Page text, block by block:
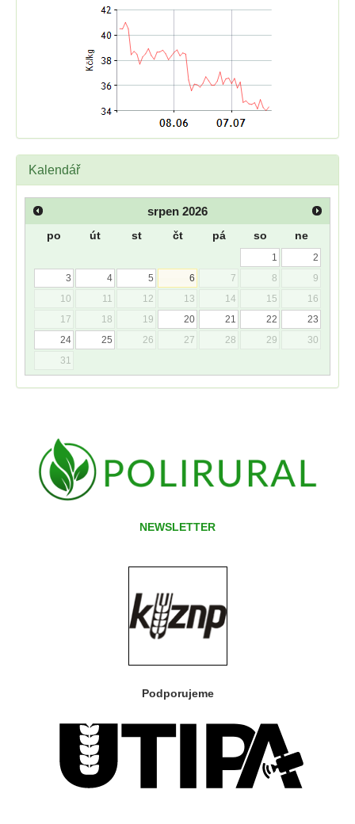
Kalendář
srpen 2026
po út st čt pá so ne
1
2
3
4 5 6 7 8
9
10
11 12 13 14 15
16
17
18 19 20 21 22
23
24
25 26 27 28 29
30
31
NEWSLETTER
Podporujeme